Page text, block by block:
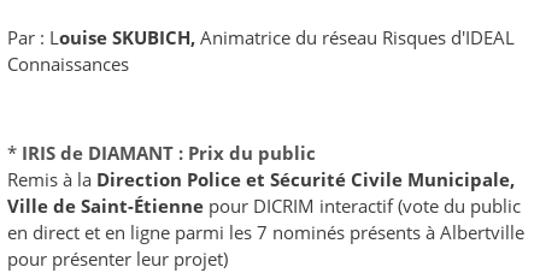
Par : Louise SKUBICH, Animatrice du réseau Risques d'IDEAL
Connaissances
* IRIS de DIAMANT : Prix du public
Remis à la Direction Police et Sécurité Civile Municipale,
Ville de Saint-Étienne pour DICRIM interactif(vote du public
en direct et en ligne parmi les 7 nominés présents à Albertville
pour présenter leur projet)